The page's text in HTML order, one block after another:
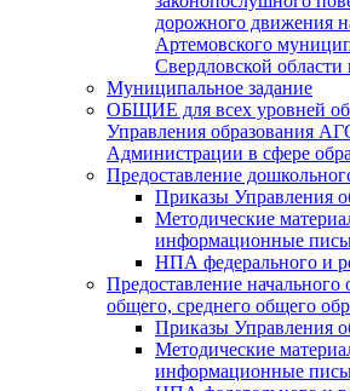
дорожного движения
Артемовского
Свердловской
Муниципальное задание
ОБЩИЕ для всех уровней
Управления образования
Администрации в сфере
Предоставление
Приказы Управления
Методические
информационные
НПА федерального и
Предоставление
общего, среднего общего
Приказы Управления
Методические
информационные